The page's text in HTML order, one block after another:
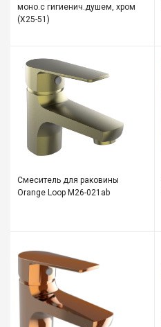
моно.с гигиенич.душем, хром
(X25-51)
Смеситель для раковины
Orange Loop M26-021ab